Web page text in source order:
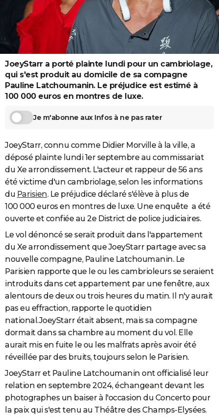
Destinations
City break
Voyage nature
Voyage de noces
Forum
PHOTO
GUIDES D'ACHAT
BONS PLANS
CARTE DE VOEUX
Carte de Noël
Carte Bonne année
Carte Saint-Valentin
Carte Pâques
Carte d'anniversaire
PROGRAMME TV
S'inscrire
Se connecter
Lycées
Collèges
Primaires
Universités
Entreprises
Service militaire
Avis de recherche
AVIS DE DÉCÈS
FORUM
JoeyStarr a porté plainte lundi pour un cambriolage,
qui s'est produit au domicile de sa compagne
Pauline Latchoumanin. Le préjudice est estimé à
100 000 euros en montres de luxe.
Je m'abonne aux Infos à ne pas rater
JoeyStarr, connu comme Didier Morville à la ville, a
déposé plainte lundi 1er septembre au commissariat
du Xe arrondissement. L'acteur et rappeur de 56 ans
été victime d'un cambriolage, selon les informations
du Parisien. Le préjudice déclaré s'élève à plus de
100 000 euros en montres de luxe. Une enquête a été
ouverte et confiée au 2e District de police judiciaires.
Le vol dénoncé se serait produit dans l'appartement
du Xe arrondissement que JoeyStarr partage avec sa
nouvelle compagne, Pauline Latchoumanin. Le
Parisien rapporte que le ou les cambrioleurs se seraient
introduits dans cet appartement par une fenêtre, aux
alentours de deux ou trois heures du matin. Il n'y aurait
pas eu effraction, rapporte le quotidien
national.JoeyStarr était absent, mais sa compagne
dormait dans sa chambre au moment du vol. Elle
aurait mis en fuite le ou les malfrats après avoir été
réveillée par des bruits, toujours selon le Parisien.
JoeyStarr et Pauline Latchoumanin ont officialisé leur
relation en septembre 2024, échangeant devant les
photographes un baiser à l'occasion du Concerto pour
la paix qui s'est tenu au Théâtre des Champs-Elysées.